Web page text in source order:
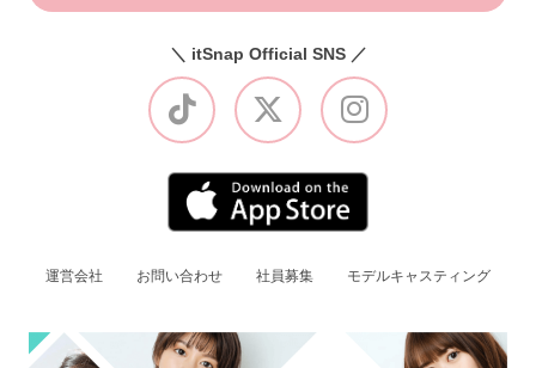
＼ itSnap Official SNS ／
運営会社 お問い合わせ 社員募集 モデルキャスティング